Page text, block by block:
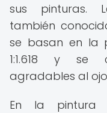
sus pinturas.
también
se basan en la
1:1.618 y se
agradables al
En la pintura